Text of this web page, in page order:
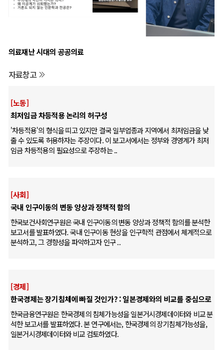
의료재난 시대의 공공의료
자료창고
[노동]
최저임금 차등적용 논리의 허구성
'차등적용'의 형식을 띠고 있지만 결국 일부업종과 지역에서 최저임금을 낮
출 수 있도록 허용하자는 주장이다. 이 보고서에서는 정부와 경영계가 최저
임금 차등적용의 필요성으로 주장하는 ..
[사회]
국내 인구이동의 변동 양상과 정책적 함의
한국보건사회연구원은 국내 인구이동의 변동 양상과 정책적 함의를 분석한
보고서를 발표하였다. 국내 인구이동 현상을 인구학적 관점에서 체계적으로
분석하고, 그 경향성을 파악하고자 인구 ..
[경제]
한국경제는 장기침체에 빠질 것인가? : 일본경제와의 비교를 중심으로
한국금융연구원은 한국경제의 침체가능성을 일본거시경제데이터와 비교 분
석한 보고서를 발표하였다. 본 연구에서는, 한국경제의 장기침체가능성을,
일본거시경제데이터와 비교 검토하였다.